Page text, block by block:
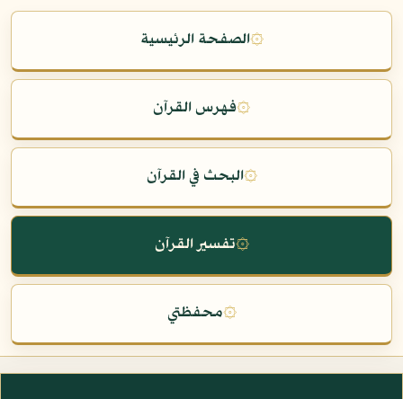
۞الصفحة الرئيسية
۞فهرس القرآن
۞البحث في القرآن
۞تفسير القرآن
۞محفظتي